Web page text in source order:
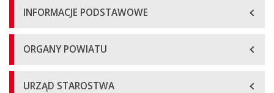
Biuletyn
Informacji
Publicznej
Menu
główne
INFORMACJE PODSTAWOWE
ORGANY POWIATU
URZĄD STAROSTWA